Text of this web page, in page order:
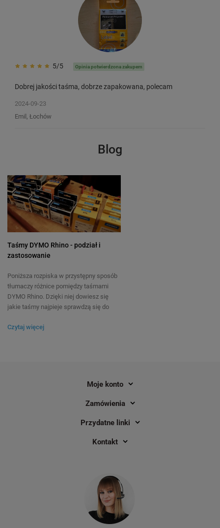
Taśma poliestrowa Specmark Rhino
czarny nadruk / do drukarek DYMO
D1
1
45,00 zł DO KOSZYKA
5/5 Opinia potwierdzona zakupem
Dobrej jakości taśma, dobrze zapakowana, polecam
2024-09-23
Emil, Łochów
Blog
Taśmy DYMO Rhino - podział i
zastosowanie
Poniższa rozpiska w przystępny sposób
tłumaczy różnice pomiędzy taśmami
DYMO Rhino. Dzięki niej dowiesz się
jakie taśmy najpieje sprawdzą się do
Czytaj więcej
Moje konto
Zamówienia
Przydatne linki
Kontakt